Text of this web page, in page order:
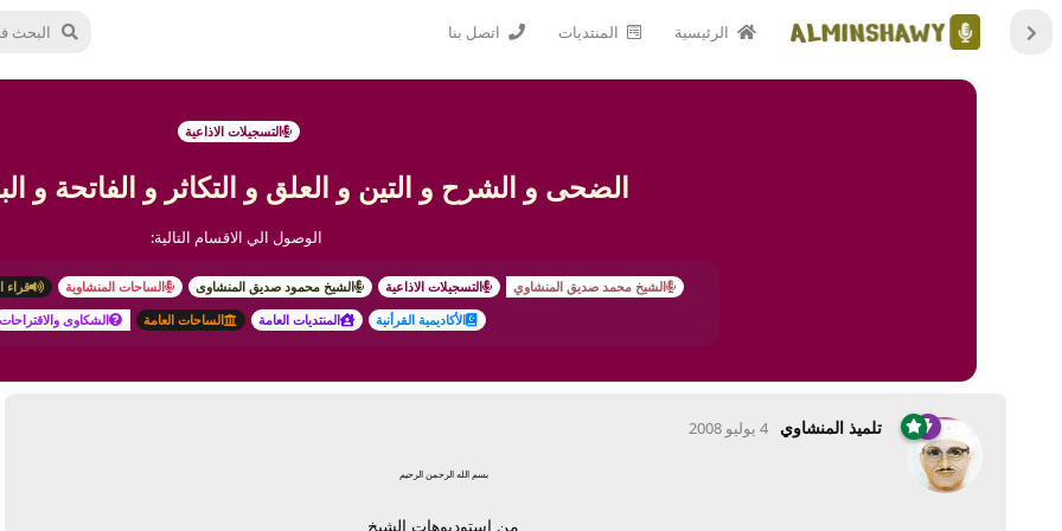
الرئيسية المنتديات اتصل بنا
التسجيلات الاذاعية
الضحى و الشرح و التين و العلق و التكاثر و الفاتحة و
الوصول الي الاقسام التالية:
الشيخ محمد صديق المنشاوي التسجيلات الاذاعية الشيخ محمود صديق المنشاوى الساحات المنشاوية قراء
الأكاديمية القرأنية
المنتديات العامة الساحات العامة الشكاوى والاقتراحات
تلميذ المنشاوي 4 يوليو 2008
بسم الله الرحمن الرحيم
من استوديوهات الشيخ